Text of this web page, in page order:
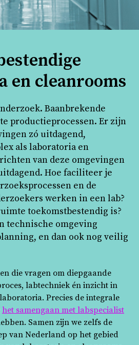
en cleanrooms
Baanbrekende
productieprocessen. Er zijn
zó uitdagend,
als laboratoria en
van deze omgevingen
Hoe faciliteer je
en de
werken in een lab?
toekomstbestendig is?
technische omgeving
en dan ook nog veilig
die vragen om diepgaande
labtechniek én inzicht in
Precies de integrale
het samengaan met labspecialist
Samen zijn we zelfs de
van Nederland op het gebied